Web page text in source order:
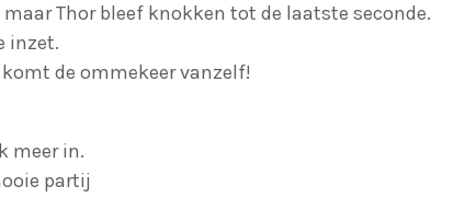
Thor bleef knokken tot de laatste seconde.
inzet.
de ommekeer vanzelf!
meer in.
partij